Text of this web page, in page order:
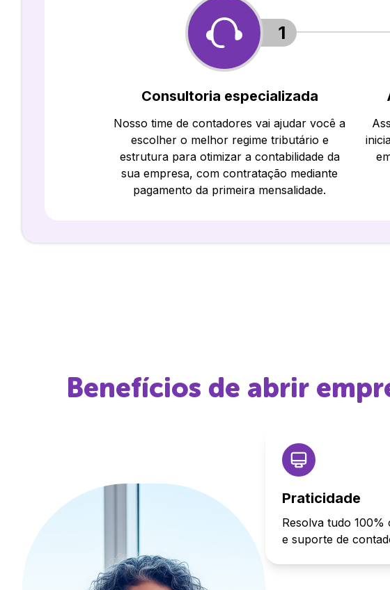
1
Consultoria especializada
Nosso time de contadores vai ajudar você a
escolher o melhor regime tributário e
estrutura para otimizar a contabilidade da
sua empresa, com contratação mediante
pagamento da primeira mensalidade.
Benefícios de abrir
Praticidade
Resolva tudo
e suporte de